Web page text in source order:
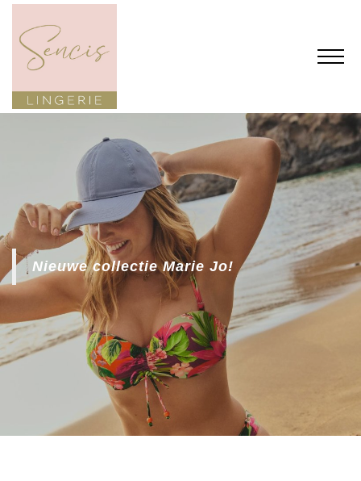
Nieuwe collectie Marie Jo!